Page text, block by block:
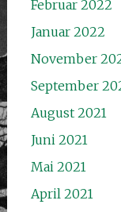
Februar 2022
Januar 2022
November
September
August 2021
Juni 2021
Mai 2021
April 2021